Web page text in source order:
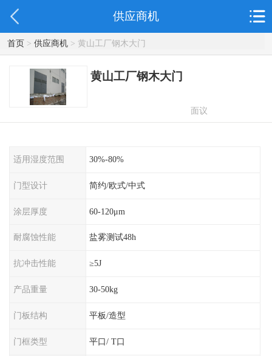
供应商机
首页> 供应商机> 黄山工厂钢木大门
黄山工厂钢木大门
面议
适用湿度范围 30%-80%
门型设计 简约/欧式/中式
涂层厚度 60-120μm
耐腐蚀性能 盐雾测试48h
抗冲击性能 ≥5J
产品重量 30-50kg
门板结构 平板/造型
门框类型 平口/ T口